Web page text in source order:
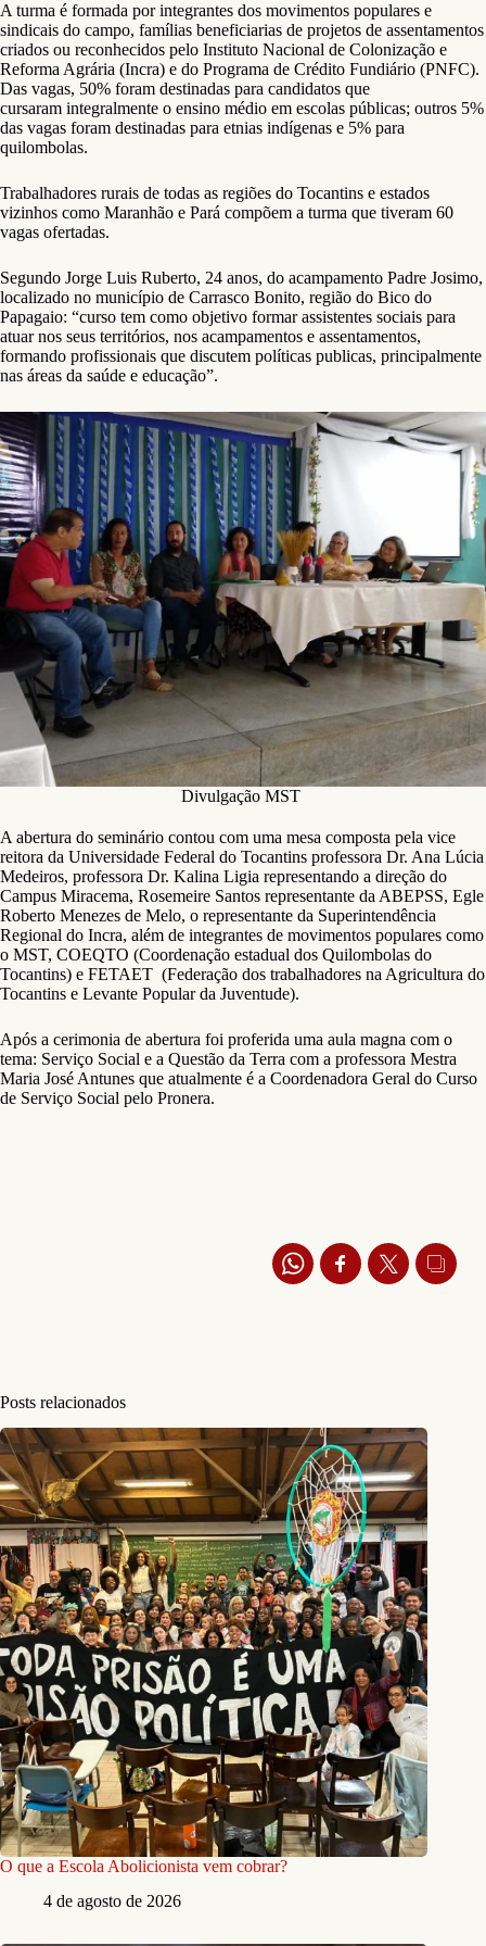
A turma é formada por integrantes dos movimentos populares e
sindicais do campo, famílias beneficiarias de projetos de assentamentos
criados ou reconhecidos pelo Instituto Nacional de Colonização e
Reforma Agrária (Incra) e do Programa de Crédito Fundiário (PNFC).
Das vagas, 50% foram destinadas para candidatos que
cursaram integralmente o ensino médio em escolas públicas; outros 5%
das vagas foram destinadas para etnias indígenas e 5% para
quilombolas.
Trabalhadores rurais de todas as regiões do Tocantins e estados
vizinhos como Maranhão e Pará compõem a turma que tiveram 60
vagas ofertadas.
Segundo Jorge Luis Ruberto, 24 anos, do acampamento Padre Josimo,
localizado no município de Carrasco Bonito, região do Bico do
Papagaio: “curso tem como objetivo formar assistentes sociais para
atuar nos seus territórios, nos acampamentos e assentamentos,
formando profissionais que discutem políticas publicas, principalmente
nas áreas da saúde e educação”.
Divulgação MST
A abertura do seminário contou com uma mesa composta pela vice
reitora da Universidade Federal do Tocantins professora Dr. Ana Lúcia
Medeiros, professora Dr. Kalina Ligia representando a direção do
Campus Miracema, Rosemeire Santos representante da ABEPSS, Egle
Roberto Menezes de Melo, o representante da Superintendência
Regional do Incra, além de integrantes de movimentos populares como
o MST, COEQTO (Coordenação estadual dos Quilombolas do
Tocantins) e FETAET (Federação dos trabalhadores na Agricultura do
Tocantins e Levante Popular da Juventude).
Após a cerimonia de abertura foi proferida uma aula magna com o
tema: Serviço Social e a Questão da Terra com a professora Mestra
Maria José Antunes que atualmente é a Coordenadora Geral do Curso
de Serviço Social pelo Pronera.
Posts relacionados
O que a Escola Abolicionista vem cobrar?
4 de agosto de 2026